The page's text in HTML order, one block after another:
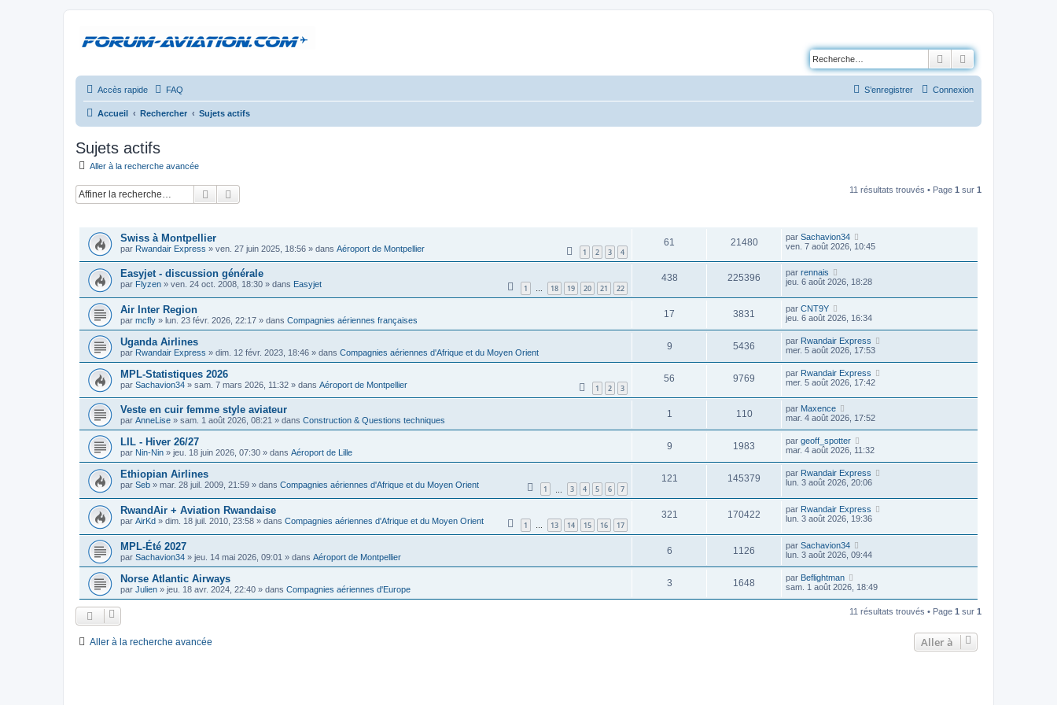
Rechercher
Accès rapide FAQ Connexion
S’enregistrer
Accueil Rechercher Sujets actifs
Sujets actifs
Aller à la recherche avancée
Rechercher 11 résultats trouvés • Page 1 sur 1
Swiss à Montpellier
par Rwandair Express » ven. 27 juin 2025, 18:56 » dans Aéroport de Montpellier 1 2 3 4
61 21480 par Sachavion34
ven. 7 août 2026, 10:45
Easyjet - discussion générale
par Flyzen » ven. 24 oct. 2008, 18:30 » dans Easyjet 1 … 18 19 20 21 22
438 225396 par rennais
jeu. 6 août 2026, 18:28
Air Inter Region
par mcfly » lun. 23 févr. 2026, 22:17 » dans Compagnies aériennes françaises
17 3831 par CNT9Y
jeu. 6 août 2026, 16:34
Uganda Airlines
par Rwandair Express » dim. 12 févr. 2023, 18:46 » dans Compagnies aériennes d'Afrique et du Moyen Orient
9 5436 par Rwandair Express
mer. 5 août 2026, 17:53
MPL-Statistiques 2026
par Sachavion34 » sam. 7 mars 2026, 11:32 » dans Aéroport de Montpellier 1 2 3
56 9769 par Rwandair Express
mer. 5 août 2026, 17:42
Veste en cuir femme style aviateur
par AnneLise » sam. 1 août 2026, 08:21 » dans Construction & Questions techniques
1 110 par Maxence
mar. 4 août 2026, 17:52
LIL - Hiver 26/27
par Nin-Nin » jeu. 18 juin 2026, 07:30 » dans Aéroport de Lille
9 1983 par geoff_spotter
mar. 4 août 2026, 11:32
Ethiopian Airlines
par Seb » mar. 28 juil. 2009, 21:59 » dans Compagnies aériennes d'Afrique et du Moyen Orient 1 3 4 5 6 7
121 145379 par Rwandair Express
lun. 3 août 2026, 20:06
RwandAir + Aviation Rwandaise
par AirKd » dim. 18 juil. 2010, 23:58 » dans Compagnies aériennes d'Afrique et du Moyen Orient 1 … 13 14 15 16 17
321 170422 par Rwandair Express
lun. 3 août 2026, 19:36
MPL-Été 2027
par Sachavion34 » jeu. 14 mai 2026, 09:01 » dans Aéroport de Montpellier
6 1126 par Sachavion34
lun. 3 août 2026, 09:44
Norse Atlantic Airways
par Julien » jeu. 18 avr. 2024, 22:40 » dans Compagnies aériennes d'Europe
3 1648 par Beflightman
sam. 1 août 2026, 18:49
11 résultats trouvés • Page 1 sur 1
Aller à la recherche avancée Aller à